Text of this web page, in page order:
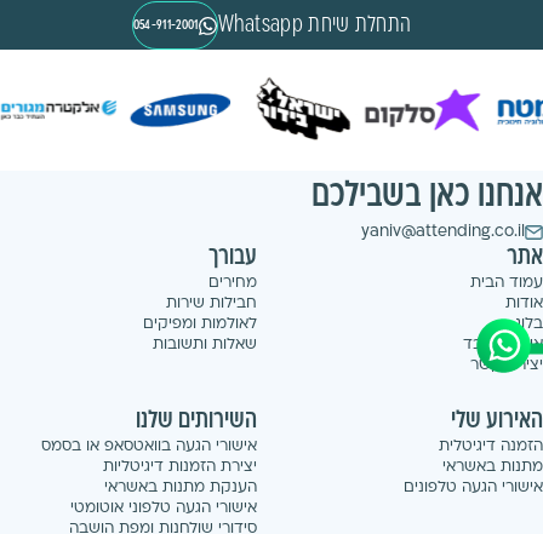
התחלת שיחת Whatsapp 054-911-2001
אנחנו כאן בשבילכם
yaniv@attending.co.il
אתר
עמוד הבית
אודות
בלוג
איך זה עובד
יצירת קשר
עבורך
מחירים
חבילות שירות
לאולמות ומפיקים
שאלות ותשובות
האירוע שלי
הזמנה דיגיטלית
מתנות באשראי
אישורי הגעה טלפונים
השירותים שלנו
אישורי הגעה בוואטסאפ או בסמס
יצירת הזמנות דיגיטליות
הענקת מתנות באשראי
אישורי הגעה טלפוני אוטומטי
סידורי שולחנות ומפת הושבה